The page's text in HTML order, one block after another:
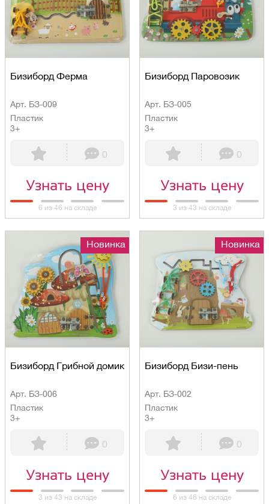
Бизиборд Ферма
Арт. БЗ-009
Пластик
3+
0
Узнать цену
6 из 46 на складе
Бизиборд Паровозик
Арт. БЗ-005
Пластик
3+
0
Узнать цену
3 из 43 на складе
Новинка
Бизиборд Грибной домик
Арт. БЗ-006
Пластик
3+
0
Узнать цену
3 из 43 на складе
Новинка
Бизиборд Бизи-пень
Арт. БЗ-002
Пластик
3+
0
Узнать цену
6 из 46 на складе